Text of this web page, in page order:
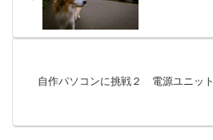
自作パソコンに挑戦２ 電源ユニット